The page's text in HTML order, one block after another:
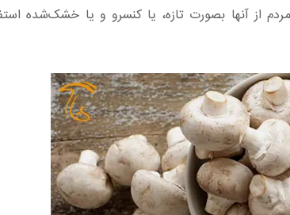
از آنها بصورت تازه، یا کنسرو و یا خشک‌شده